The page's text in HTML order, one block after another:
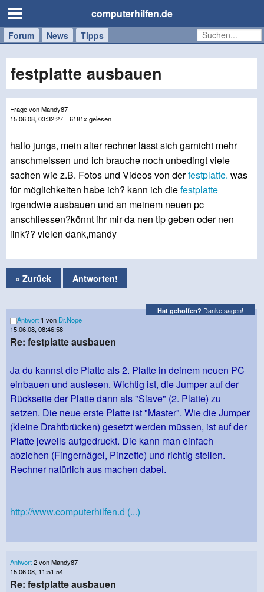
computerhilfen.de
Forum News Tipps
Handy
Tablet
Windows
Mac
festplatte ausbauen
Frage von Mandy87
15.06.08, 03:32:27 | 6181x gelesen
hallo jungs, mein alter rechner lässt sich garnicht mehr
anschmeissen und ich brauche noch unbedingt viele
sachen wie z.B. Fotos und Videos von derfestplatte. was
für möglichkeiten habe ich? kann ich diefestplatte
irgendwie ausbauen und an meinem neuen pc
anschliessen?könnt ihr mir da nen tip geben oder nen
link?? vielen dank,mandy
« Zurück Antworten!
Hat geholfen? Danke sagen!
Antwort 1 von Dr.Nope
15.06.08, 08:46:58
Re: festplatte ausbauen
Ja du kannst die Platte als 2. Platte in deinem neuen PC
einbauen und auslesen. Wichtig ist, die Jumper auf der
Rückseite der Platte dann als "Slave" (2. Platte) zu
setzen. Die neue erste Platte ist "Master". Wie die Jumper
(kleine Drahtbrücken) gesetzt werden müssen, ist auf der
Platte jeweils aufgedruckt. Die kann man einfach
abziehen (Fingernägel, Pinzette) und richtig stellen.
Rechner natürlich aus machen dabei.
http://www.computerhilfen.d (...)
Antwort2 von Mandy87
15.06.08, 11:51:54
Re: festplatte ausbauen